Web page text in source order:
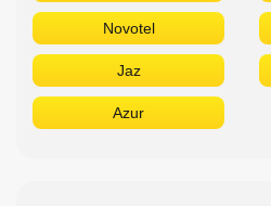
Novotel
Jaz
Azur